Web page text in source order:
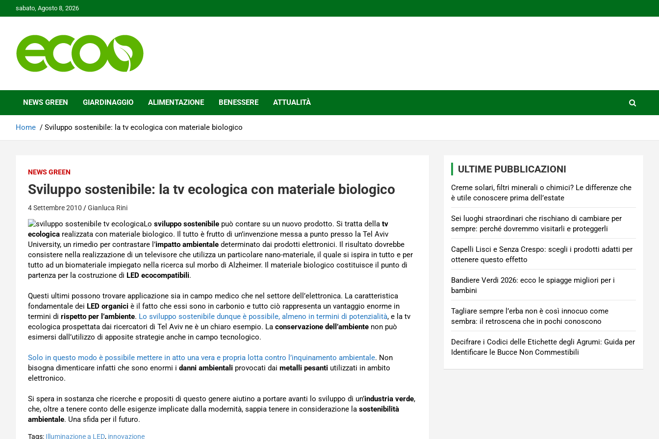
to
sabato, Agosto 8, 2026
Ecoo.it
NEWS GREEN GIARDINAGGIO ALIMENTAZIONE BENESSERE ATTUALITÀ
Home Sviluppo sostenibile: la tv ecologica con materiale biologico
NEWS GREEN
Sviluppo sostenibile: la tv ecologica con materiale biologico
4 Settembre 2010 Gianluca Rini
Lo sviluppo sostenibile può contare su un nuovo prodotto. Si tratta della tv
ecologica realizzata con materiale biologico. Il tutto è frutto di un’invenzione messa a punto presso la Tel Aviv
University, un rimedio per contrastare l’impatto ambientale determinato dai prodotti elettronici. Il risultato dovrebbe
consistere nella realizzazione di un televisore che utilizza un particolare nano-materiale, il quale si ispira in tutto e per
tutto ad un biomateriale impiegato nella ricerca sul morbo di Alzheimer. Il materiale biologico costituisce il punto di
partenza per la costruzione di LED ecocompatibili.
Questi ultimi possono trovare applicazione sia in campo medico che nel settore dell’elettronica. La caratteristica
fondamentale dei LED organici è il fatto che essi sono in carbonio e tutto ciò rappresenta un vantaggio enorme in
termini di rispetto per l’ambiente. Lo sviluppo sostenibile dunque è possibile, almeno in termini di potenzialità, e la tv
ecologica prospettata dai ricercatori di Tel Aviv ne è un chiaro esempio. La conservazione dell’ambiente non può
esimersi dall’utilizzo di apposite strategie anche in campo tecnologico.
Solo in questo modo è possibile mettere in atto una vera e propria lotta contro l’inquinamento ambientale. Non
bisogna dimenticare infatti che sono enormi i danni ambientali provocati dai metalli pesanti utilizzati in ambito
elettronico.
Si spera in sostanza che ricerche e propositi di questo genere aiutino a portare avanti lo sviluppo di un’industria verde,
che, oltre a tenere conto delle esigenze implicate dalla modernità, sappia tenere in considerazione la sostenibilità
ambientale. Una sfida per il futuro.
Tags: Illuminazione a LED, innovazione
ULTIME PUBBLICAZIONI
Creme solari, filtri minerali o chimici? Le differenze che
è utile conoscere prima dell’estate
Sei luoghi straordinari che rischiano di cambiare per
sempre: perché dovremmo visitarli e proteggerli
Capelli Lisci e Senza Crespo: scegli i prodotti adatti per
ottenere questo effetto
Bandiere Verdi 2026: ecco le spiagge migliori per i
bambini
Tagliare sempre l’erba non è così innocuo come
sembra: il retroscena che in pochi conoscono
Decifrare i Codici delle Etichette degli Agrumi: Guida per
Identificare le Bucce Non Commestibili